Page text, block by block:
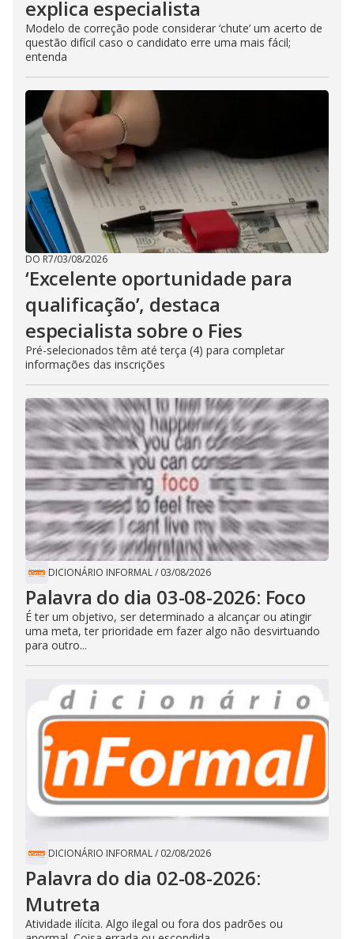
explica especialista
Modelo de correção pode considerar ‘chute’ um acerto de
questão difícil caso o candidato erre uma mais fácil;
entenda
DO R7/03/08/2026
‘Excelente oportunidade para
qualificação’, destaca
especialista sobre o Fies
Pré-selecionados têm até terça (4) para completar
informações das inscrições
DICIONÁRIO INFORMAL/ 03/08/2026
Palavra do dia 03-08-2026: Foco
É ter um objetivo, ser determinado a alcançar ou atingir
uma meta, ter prioridade em fazer algo não desvirtuando
para outro...
DICIONÁRIO INFORMAL/ 02/08/2026
Palavra do dia 02-08-2026:
Mutreta
Atividade ilícita. Algo ilegal ou fora dos padrões ou